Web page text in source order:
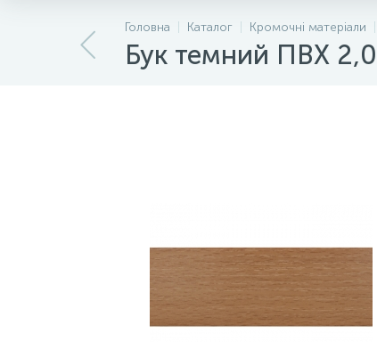
Головна Каталог Кромочні матеріали
Бук темний ПВХ